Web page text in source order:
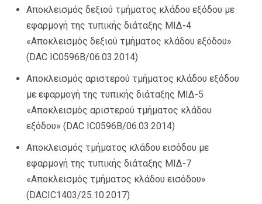
Αποκλεισμός δεξιού τμήματος κλάδου εξόδου με
εφαρμογή της τυπικής διάταξης ΜΙΔ-4
«Αποκλεισμός δεξιού τμήματος κλάδου εξόδου»
(DAC IC0596Β/06.03.2014)
Αποκλεισμός αριστερού τμήματος κλάδου εξόδου
με εφαρμογή της τυπικής διάταξης ΜΙΔ-5
«Αποκλεισμός αριστερού τμήματος κλάδου
εξόδου» (DAC IC0596Β/06.03.2014)
Αποκλεισμός τμήματος κλάδου εισόδου με
εφαρμογή της τυπικής διάταξης ΜΙΔ-7
«Αποκλεισμός τμήματος κλάδου εισόδου»
(DACIC1403/25.10.2017)